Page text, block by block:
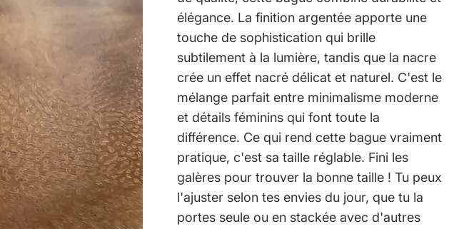
élégance. La finition argentée apporte une
touche de sophistication qui brille
subtilement à la lumière, tandis que la nacre
crée un effet nacré délicat et naturel. C'est le
mélange parfait entre minimalisme moderne
et détails féminins qui font toute la
différence. Ce qui rend cette bague vraiment
pratique, c'est sa taille réglable. Fini les
galères pour trouver la bonne taille ! Tu peux
l'ajuster selon tes envies du jour, que tu la
portes seule ou en stackée avec d'autres